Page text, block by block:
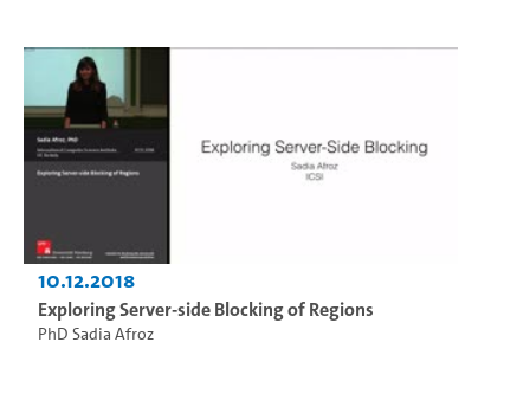
10.12.2018
Exploring Server-side Blocking of Regions
PhD Sadia Afroz